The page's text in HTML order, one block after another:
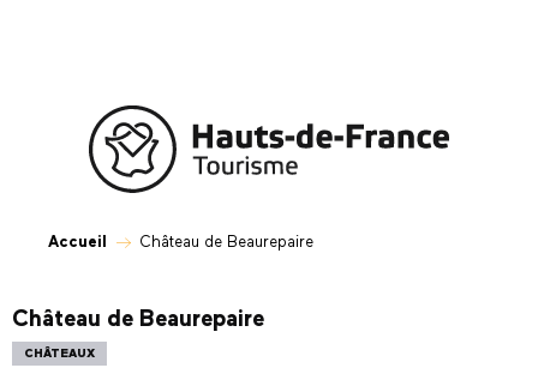
Accueil Château de Beaurepaire
Château de Beaurepaire
CHÂTEAUX